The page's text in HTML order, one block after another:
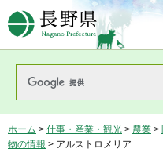
長野県
ホーム > 仕事・産業・観光 > 農業 >
物の情報 > アルストロメリア